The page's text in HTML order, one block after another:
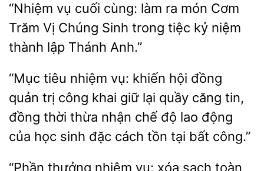
“Nhiệm vụ cuối cùng: làm ra
Trăm Vị Chúng Sinh trong
kỷ niệm
thành lập Thánh Anh.”
“Mục tiêu nhiệm vụ: khiến hội đồng
quản trị công khai
lại quầy căng tin,
đồng
thừa nhận chế độ lao
của học sinh đặc cách tồn tại bất công.”
“Phần thưởng nhiệm xóa sạch